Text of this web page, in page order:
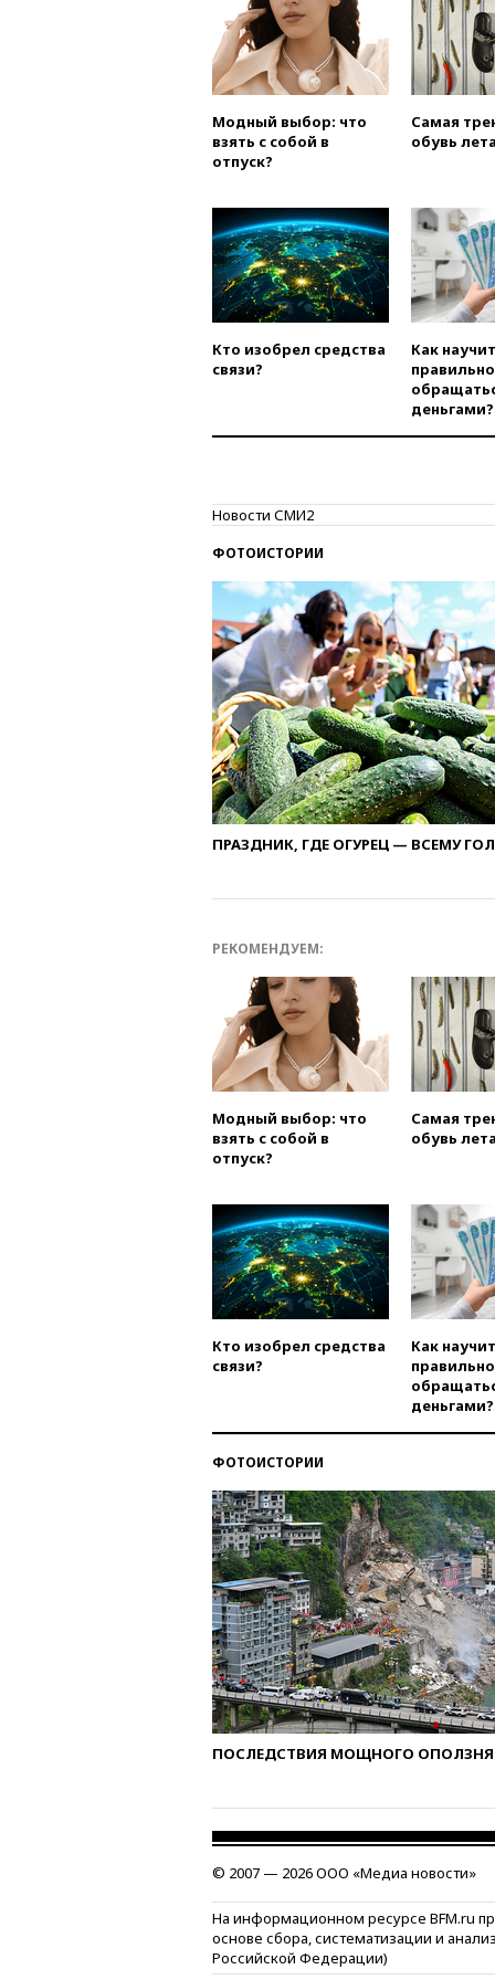
Модный выбор: что
взять с собой в
отпуск?
Самая
обувь
Кто изобрел средства
связи?
Как
правильно
деньгами?
Новости СМИ2
ФОТОИСТОРИИ
ПРАЗДНИК, ГДЕ ОГУРЕЦ — ВСЕМУ
РЕКОМЕНДУЕМ:
Модный выбор: что
взять с собой в
отпуск?
Самая
обувь
Кто изобрел средства
связи?
Как
правильно
деньгами?
ФОТОИСТОРИИ
ПОСЛЕДСТВИЯ МОЩНОГО ОПОЛЗНЯ
© 2007 — 2026 ООО «Медиа новости»
На информационном ресурсе BFM.ru
основе сбора, систематизации и
Российской Федерации)